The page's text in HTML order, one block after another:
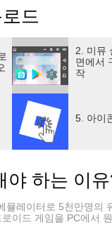
화하고 있습니다.
로트 훔치기, 브룩
넘치는 시뮬레이터,
찾아보세요
쟁하고, 나만의 디
드
2. 미뮤
면에서
작
5. 아이
야 하는 이
뮬레이터로 5천만명의
이드 게임을 PC에서